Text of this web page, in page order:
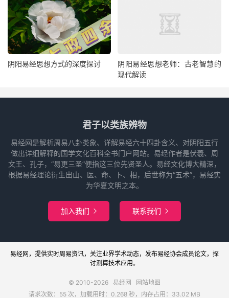
阴阳易经思想方式的深度探讨
阴阳易经思想老师：古老智慧的
现代解读
君子以类族辨物
易经网是解析周易八卦类象、详解易经六十四卦含义、对阴阳五行
做出详细解释的国学文化百科全书门户网站。易经作者是伏羲、周
文王、孔子，“易更三圣”便指这三位先贤圣人。易经文化博大精深，
根据易经理论衍生出山、医、命、卜、相，后世称为“五术”，易经实
为华夏文明之本。
加入我们  联系我们 
易经网 ，提供实时周易资讯，关注业界学术动态，发布易经协会成员论文，探
讨测算技术应用。
© 2010-2026 易经网
网站地图
请求次数：55 次，加载用时：0.268 秒，内存占用：33.02 MB